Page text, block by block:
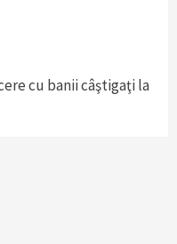
cu banii câştigaţi la